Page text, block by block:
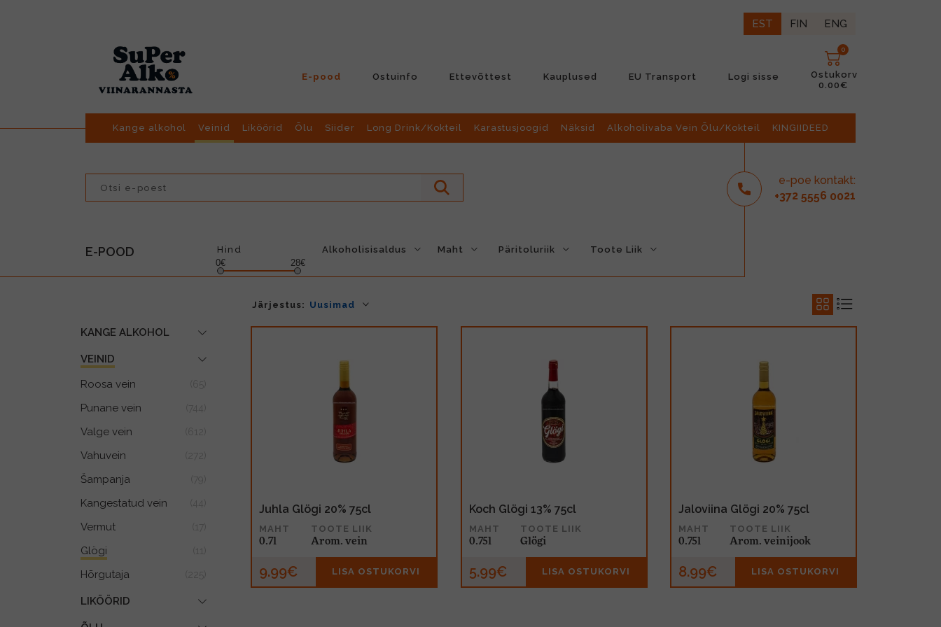
EST FIN ENG
E-pood Ostuinfo Ettevõttest Kauplused EU Transport Logi sisse
0
Ostukorv
0.00€
Kange alkohol Veinid Liköörid Õlu Siider Long Drink/Kokteil Karastusjoogid Näksid Alkoholivaba Vein Õlu/Kokteil KINGIIDEED
e-poe kontakt:
+372 5556 0021
E-POOD
Hind
0€
28€
Alkoholisisaldus Maht Päritoluriik Toote Liik
KANGE ALKOHOL
VEINID
Roosa vein
Punane vein
Valge vein
Vahuvein
Šampanja
Kangestatud vein
Vermut
Glögi
Hõrgutaja
LIKÖÖRID
Järjestus: Uusimad
Juhla Glögi 20% 75cl
MAHT
0.7l
TOOTE LIIK
Arom. vein
9.99€ LISA OSTUKORVI
Koch Glögi 13% 75cl
MAHT
0.75l
TOOTE LIIK
Glögi
5.99€ LISA OSTUKORVI
Jaloviina Glögi 20% 75cl
MAHT
0.75l
TOOTE LIIK
Arom. veinijook
8.99€ LISA OSTUKORVI